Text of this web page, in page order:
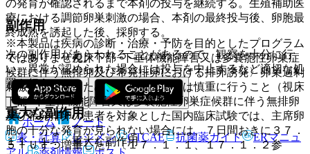
副作用
次の副作用があらわれることがあるので、観察を十分に行
い、異常が認められた場合には投与を中止するなど適切な処
置を行うこと。
重大な副作用
１１．１． 重大な副作用
の発育が確認されるまで本剤の投与を継続する。生殖補助医
療における調節卵巣刺激の場合、本剤の最終投与後、卵胞最
終成熟を誘起した後、採卵する。
７．３． 〈視床下部−下垂体機能障害又は多嚢胞性卵巣症
候群に伴う無排卵及び希発排卵における排卵誘発〉卵巣過剰
刺激を防止するため、投与量の増量は慎重に行うこと（視床
下部−下垂体機能障害又は多嚢胞性卵巣症候群に伴う無排卵
及び希発排卵の患者を対象とした国内臨床試験では、主席卵
胞の十分な発育が見られない場合には、７日間おきに３７．
５ＩＵずつ増量した）〔１７．１．１、１７．１．２参
※本製品は疾病の診断・治療・予防を目的としたプログラム
ではありません。
ホーム
ノート
表・計算
レジメン CTCAE 抗菌薬ガイド
ERマニュ